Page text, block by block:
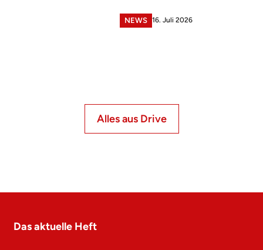
NEWS 16. Juli 2026
Alles aus Drive
Das aktuelle Heft